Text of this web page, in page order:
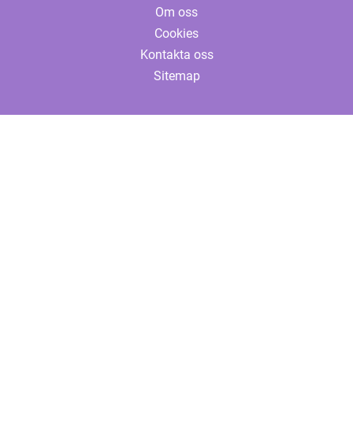
Om oss
Cookies
Kontakta oss
Sitemap